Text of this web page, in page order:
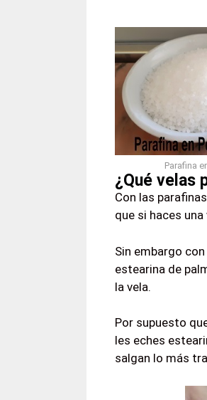
Parafina
¿Qué velas
Con las
que si haces
Sin embargo
estearina de
la vela.
Por supuesto
les eches
salgan lo más